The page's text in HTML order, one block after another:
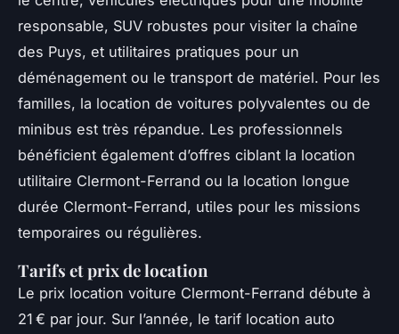
responsable, SUV robustes pour visiter la chaîne
des Puys, et utilitaires pratiques pour un
déménagement ou le transport de matériel. Pour les
familles, la location de voitures polyvalentes ou de
minibus est très répandue. Les professionnels
bénéficient également d’offres ciblant la location
utilitaire Clermont-Ferrand ou la location longue
durée Clermont-Ferrand, utiles pour les missions
temporaires ou régulières.
Tarifs et prix de location
Le prix location voiture Clermont-Ferrand débute à
21 € par jour. Sur l’année, le tarif location auto